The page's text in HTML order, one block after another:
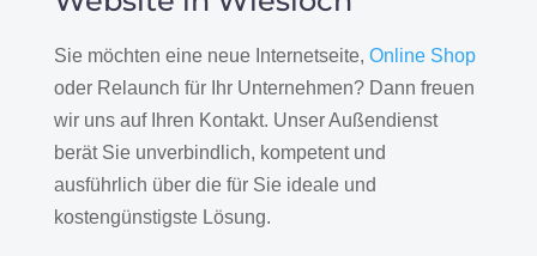
Sie möchten eine neue Internetseite, Online Shop
oder Relaunch für Ihr Unternehmen? Dann freuen
wir uns auf Ihren Kontakt. Unser Außendienst
berät Sie unverbindlich, kompetent und
ausführlich über die für Sie ideale und
kostengünstigste Lösung.